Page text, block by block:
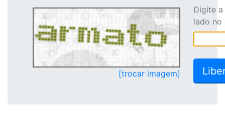
[trocar imagem]
Digite
lado no